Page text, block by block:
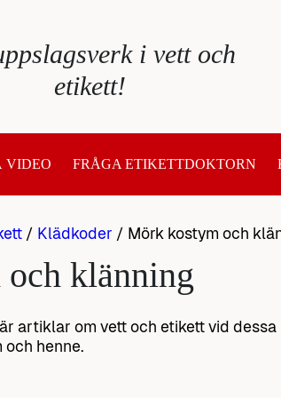
i vett och
etikett!
VIDEO FRÅGA ETIKETTDOKTORN
/ Klädkoder / Mörk kostym och
klänning
artiklar om vett och etikett vid dessa
henne.